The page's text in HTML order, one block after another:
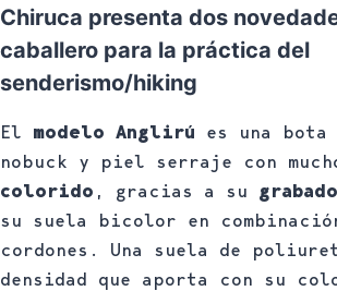
Chiruca presenta dos
caballero para la práctica del
senderismo/hiking
El modelo Anglirú es una
nobuck y piel serraje con
colorido , gracias a su
su suela bicolor en
cordones. Una suela de
densidad que aporta con su